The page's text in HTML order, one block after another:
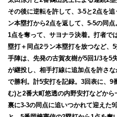
その後に逆転を許して、3-5と2点を
ン本塁打から2点を返して、5-5の同
1点を奪って、サヨナラ決着。打者で
塁打＋同点2ラン本塁打を放つなど、
手陣は、先発の古賀友樹が5回1/3を
が継投し、相手打線に追加点を許さ
で勝利。計5安打を記録。3回表に、9
む)と2番大町悠透の内野安打などか
裏に3-3の同点に追いつかれて迎えた